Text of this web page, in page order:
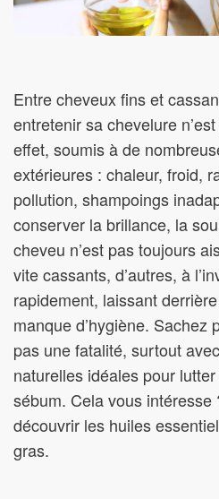
Entre cheveux fins et
entretenir sa chevelure
effet, soumis à de
extérieures : chaleur, froid,
pollution, shampoings
conserver la brillance, la
cheveu n’est pas toujours
vite cassants, d’autres, à
rapidement, laissant
manque d’hygiène. Sachez
pas une fatalité, surtout
naturelles idéales pour
sébum. Cela vous intéresse
découvrir les huiles
gras.